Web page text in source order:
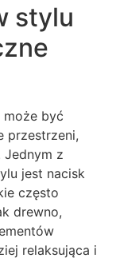
stylu
może być
przestrzeni,
Jednym z
jest nacisk
często
drewno,
relaksująca i